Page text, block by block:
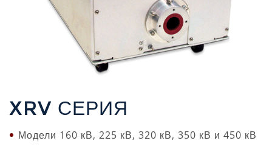
XRV СЕРИЯ
Модели 160 кВ, 225 кВ, 320 кВ, 350 кВ и 450 кВ